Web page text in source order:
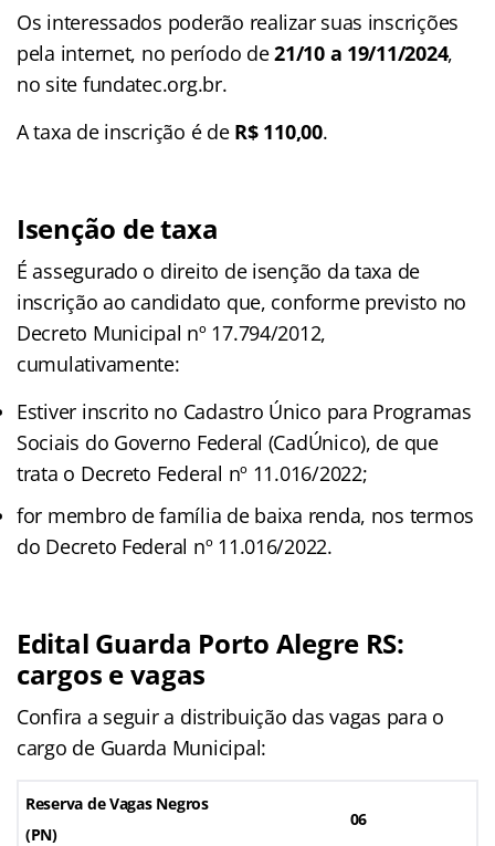
Os interessados poderão realizar suas inscrições
pela internet, no período de21/10 a 19/11/2024,
no site fundatec.org.br.
A taxa de inscrição é de R$ 110,00.
Isenção de taxa
É assegurado o direito de isenção da taxa de
inscrição ao candidato que, conforme previsto no
Decreto Municipal nº 17.794/2012,
cumulativamente:
Estiver inscrito no Cadastro Único para Programas
Sociais do Governo Federal (CadÚnico), de que
trata o Decreto Federal nº 11.016/2022;
for membro de família de baixa renda, nos termos
do Decreto Federal nº 11.016/2022.
Edital Guarda Porto Alegre RS:
cargos e vagas
Confira a seguir a distribuição das vagas para o
cargo de Guarda Municipal:
Reserva de Vagas Negros
(PN)
06